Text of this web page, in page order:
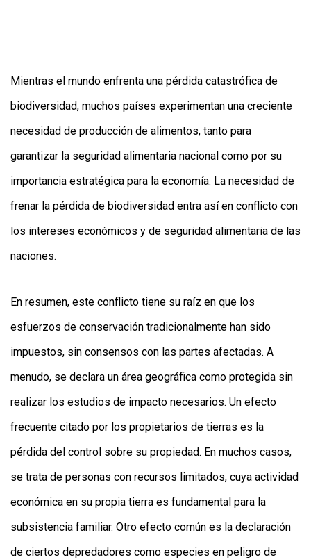
CONDICIONES
DE
MAPA
SITIO
SOMOS
Mientras el mundo enfrenta una pérdida catastrófica de
biodiversidad, muchos países experimentan una creciente
necesidad de producción de alimentos, tanto para
garantizar la seguridad alimentaria nacional como por su
importancia estratégica para la economía. La necesidad de
frenar la pérdida de biodiversidad entra así en conflicto con
los intereses económicos y de seguridad alimentaria de las
naciones.
En resumen, este conflicto tiene su raíz en que los
esfuerzos de conservación tradicionalmente han sido
impuestos, sin consensos con las partes afectadas. A
menudo, se declara un área geográfica como protegida sin
realizar los estudios de impacto necesarios. Un efecto
frecuente citado por los propietarios de tierras es la
pérdida del control sobre su propiedad. En muchos casos,
se trata de personas con recursos limitados, cuya actividad
económica en su propia tierra es fundamental para la
subsistencia familiar. Otro efecto común es la declaración
de ciertos depredadores como especies en peligro de